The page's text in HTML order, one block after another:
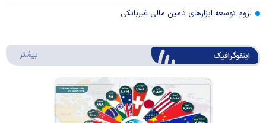
لزوم توسعه ابزارهای تامین مالی غیربانکی
اینفوگرافیک بیشتر